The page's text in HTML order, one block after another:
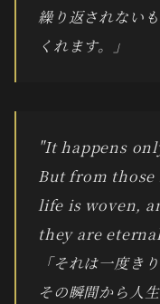
繰り返されない
くれます。」
"It happens
But from
life is woven,
they are
「それは一度き
その瞬間から人